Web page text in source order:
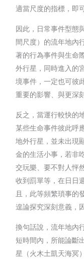
適當尺度的指標，即
因此，日常事件型態
間尺度）的流年地內
著的行為事件與生命
外行星，同時進入的
境事件，一定也可彼
重要的影響、與更深
反之，當運行較快的
某些生命事件彼此呼
地外行星，並未出現
金的生活小事，若非
交玩樂、要不對人怦
收到罰單等，在日日
且，此等頻繁瑣事的
遑論探究深刻意義，
換句話說，流年地內
短時間內，所能論斷
星（火木土凱天海冥